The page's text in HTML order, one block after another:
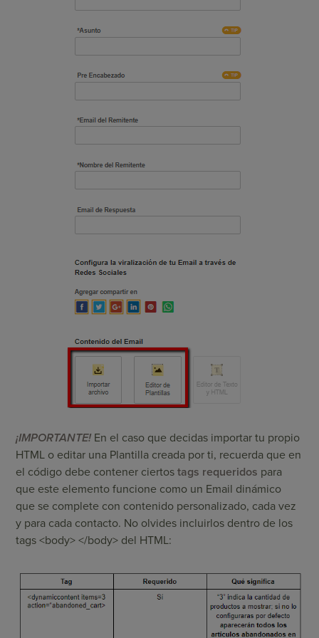
¡IMPORTANTE! En el caso que decidas importar tu propio
HTML o editar una Plantilla creada por ti, recuerda que en
el código debe contener ciertostags requeridos para
que este elemento funcione como un Email dinámico
que se complete con contenido personalizado, cada vez
y para cada contacto. No olvides incluirlos dentro de los
tags <body> </body> del HTML: